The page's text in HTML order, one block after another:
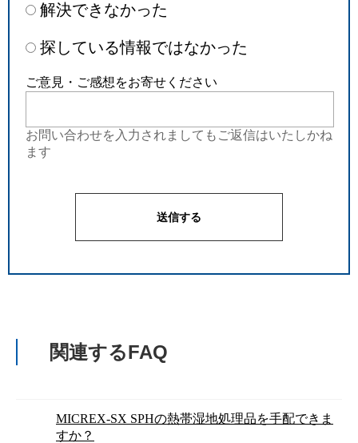
解決できなかった
探している情報ではなかった
ご意見・ご感想をお寄せください
お問い合わせを入力されましてもご返信はいたしかね
ます
関連するFAQ
MICREX-SX SPHの熱帯湿地処理品を手配できま
すか？